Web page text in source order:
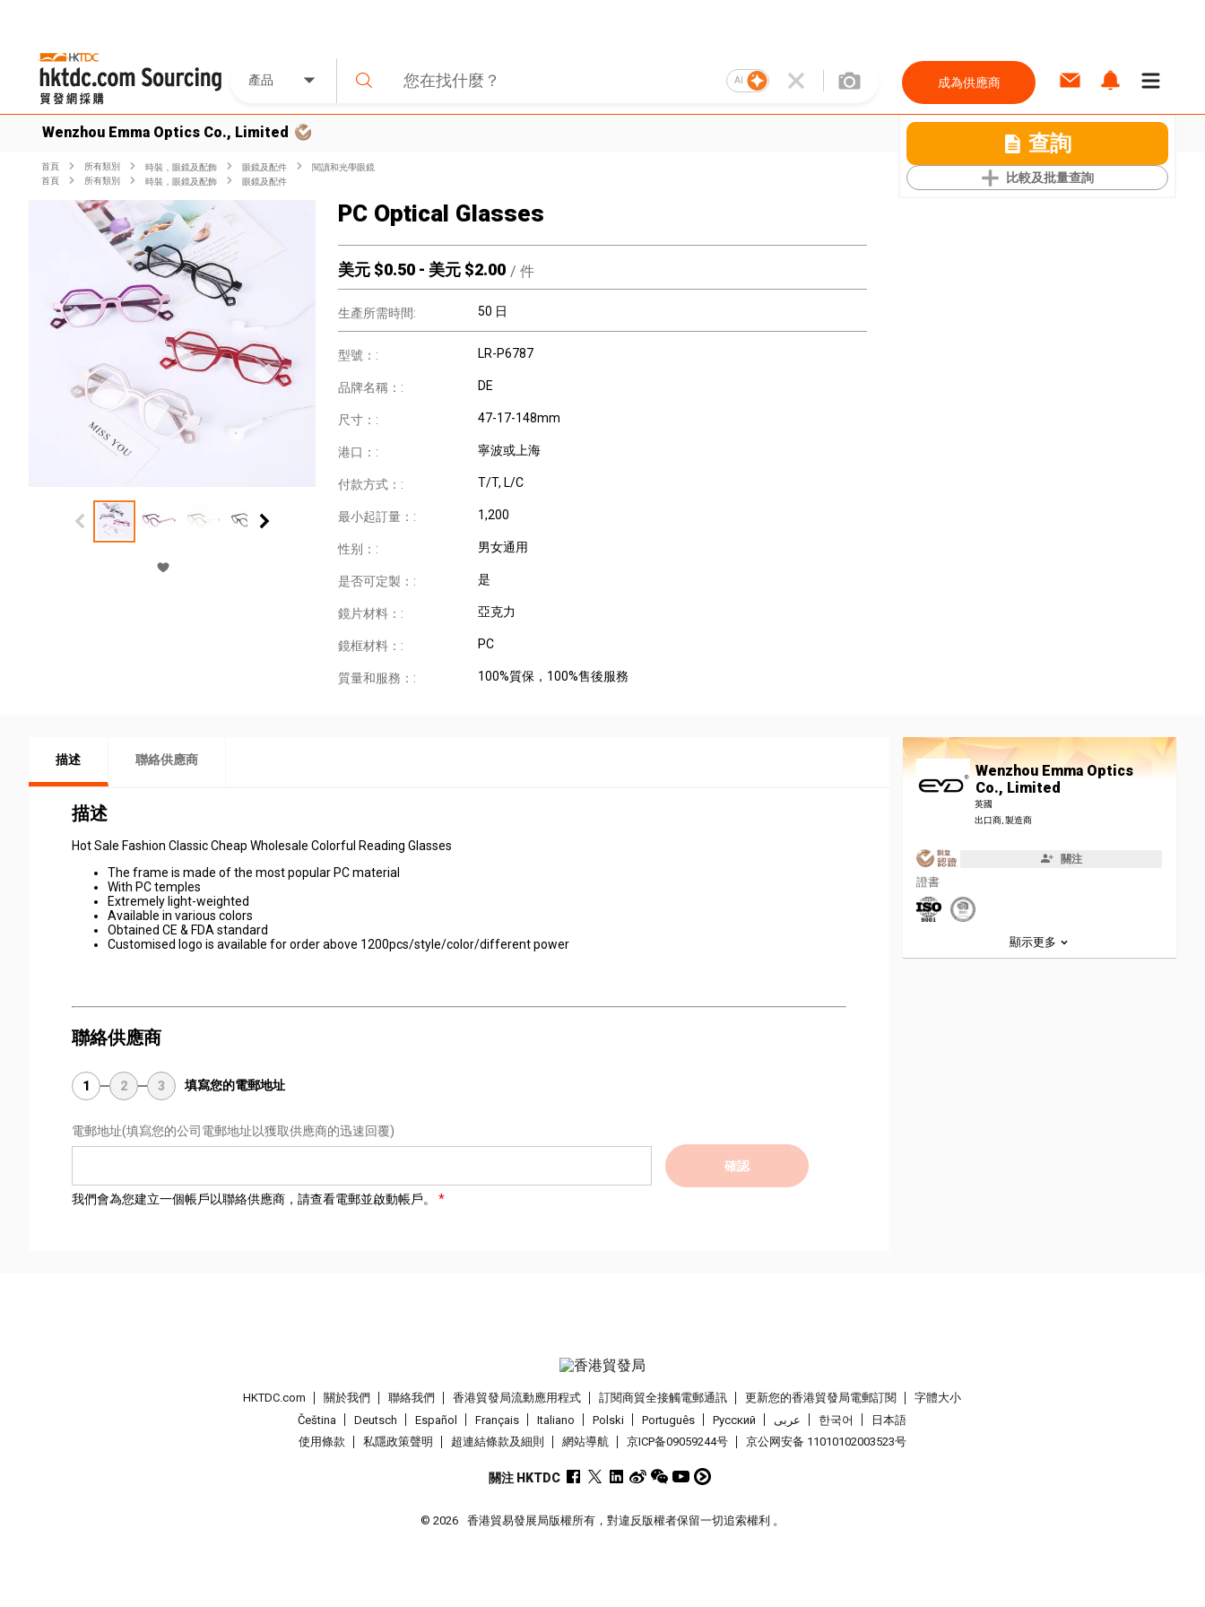
產品 AI 成為供應商
Wenzhou Emma Optics Co., Limited 查詢
比較及批量查詢
首頁 所有類別 時裝，眼鏡及配飾 眼鏡及配件
閱讀和光學眼鏡
首頁
所有類別 時裝，眼鏡及配飾 眼鏡及配件
PC Optical Glasses
美元 $0.50 - 美元 $2.00 / 件
生產所需時間: 50 日
型號：: LR-P6787
品牌名稱：: DE
尺寸：: 47-17-148mm
港口：: 寧波或上海
付款方式：: T/T, L/C
最小起訂量：: 1,200
性别：: 男女通用
是否可定製：: 是
鏡片材料：: 亞克力
鏡框材料：: PC
質量和服務：: 100%質保，100%售後服務
描述 聯絡供應商
描述
Hot Sale Fashion Classic Cheap Wholesale Colorful Reading Glasses
The frame is made of the most popular PC material
With PC temples
Extremely light-weighted
Available in various colors
Obtained CE & FDA standard
Customised logo is available for order above 1200pcs/style/color/different power
聯絡供應商
1 2 3 填寫您的電郵地址
電郵地址(填寫您的公司電郵地址以獲取供應商的迅速回覆)
確認
我們會為您建立一個帳戶以聯絡供應商，請查看電郵並啟動帳戶。
Wenzhou Emma Optics
Co., Limited
英國
出口商, 製造商
關注
證書
顯示更多
HKTDC.com 關於我們 聯絡我們 香港貿發局流動應用程式 訂閱商貿全接觸電郵通訊 更新您的香港貿發局電郵訂閱
字體大小
Čeština
Deutsch Español Français Italiano Polski Português Pусский عربى 한국어
日本語
使用條款
私隱政策聲明 超連結條款及細則 網站導航 京ICP备09059244号 京公网安备 11010102003523号
關注 HKTDC
© 2026 香港貿易發展局版權所有，對違反版權者保留一切追索權利 。